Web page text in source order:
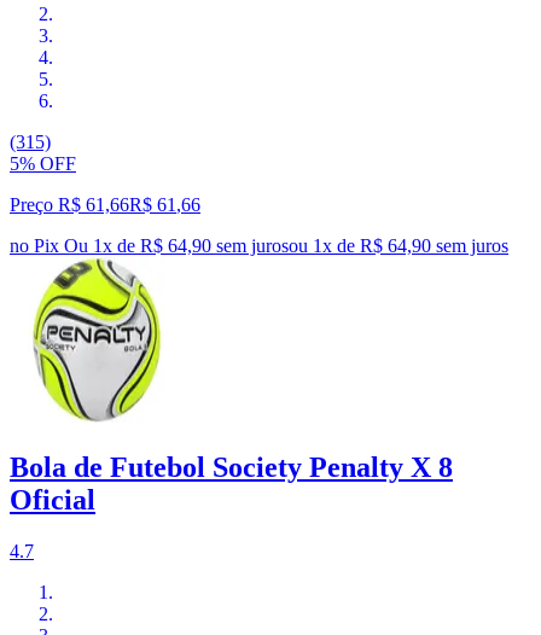
(315)
5% OFF
Preço R$ 61,66R$ 61 ,66
no Pix Ou 1x de R$ 64,90 sem jurosou 1x de R$ 64,90 sem juros
Bola de Futebol Society Penalty X 8
Oficial
4.7